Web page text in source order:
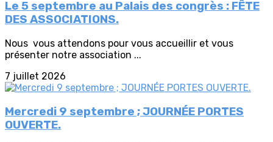
Le 5 septembre au Palais des congrès : FÊTE
DES ASSOCIATIONS.
Nous vous attendons pour vous accueillir et vous
présenter notre association ...
7 juillet 2026
Mercredi 9 septembre ; JOURNÉE PORTES
OUVERTE.